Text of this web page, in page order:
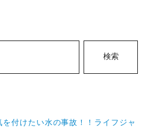
検索
付けたい水の事故！！ライフジャ